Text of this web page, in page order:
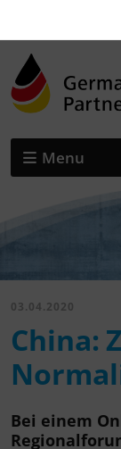
Menu
03.04.2020
China:
Bei einem